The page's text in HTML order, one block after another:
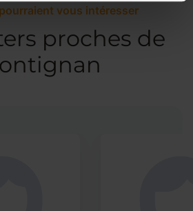
vous intéresser
proches de